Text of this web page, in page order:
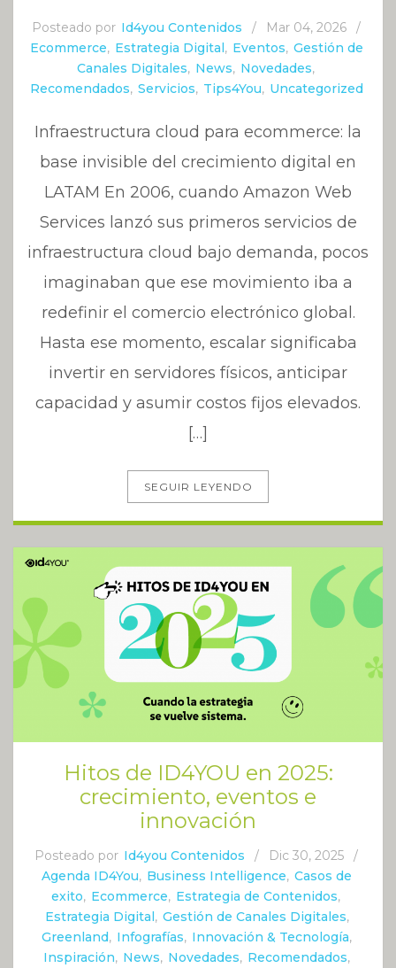
Posteado por Id4you Contenidos / Mar 04, 2026
/
Ecommerce, Estrategia Digital, Eventos, Gestión de
Canales Digitales, News, Novedades,
Recomendados, Servicios, Tips4You, Uncategorized
Infraestructura cloud para ecommerce: la
base invisible del crecimiento digital en
LATAM En 2006, cuando Amazon Web
Services lanzó sus primeros servicios de
infraestructura cloud bajo demanda, pocos
imaginaban que ese movimiento iba a
redefinir el comercio electrónico global.
Hasta ese momento, escalar significaba
invertir en servidores físicos, anticipar
capacidad y asumir costos fijos elevados.
[…]
SEGUIR LEYENDO
Hitos de ID4YOU en 2025:
crecimiento, eventos e
innovación
Posteado por Id4you Contenidos / Dic 30, 2025
/
Agenda ID4You, Business Intelligence, Casos de
exito, Ecommerce, Estrategia de Contenidos,
Estrategia Digital, Gestión de Canales Digitales,
Greenland, Infografías, Innovación & Tecnología,
Inspiración, News, Novedades, Recomendados,